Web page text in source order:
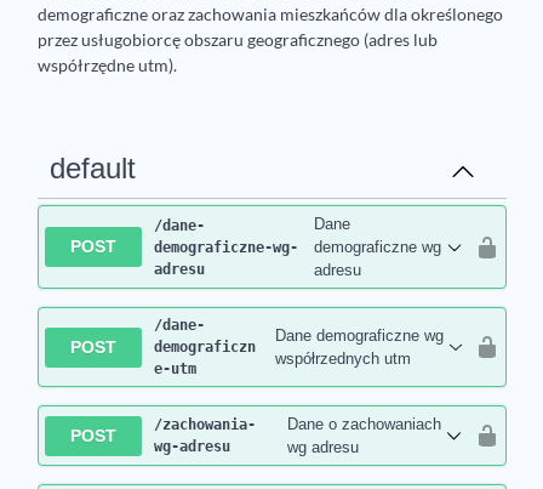
demograficzne oraz zachowania mieszkańców dla określonego
przez usługobiorcę obszaru geograficznego (adres lub
współrzędne utm).
default
POST
/dane-
demograficzne-wg-
adresu
Dane
demograficzne wg
adresu
POST
/dane-
demograficzn
e-utm
Dane demograficzne wg
współrzednych utm
POST
/zachowania-
wg-adresu
Dane o zachowaniach
wg adresu